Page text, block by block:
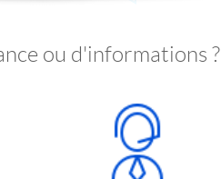
ou d'informations ?